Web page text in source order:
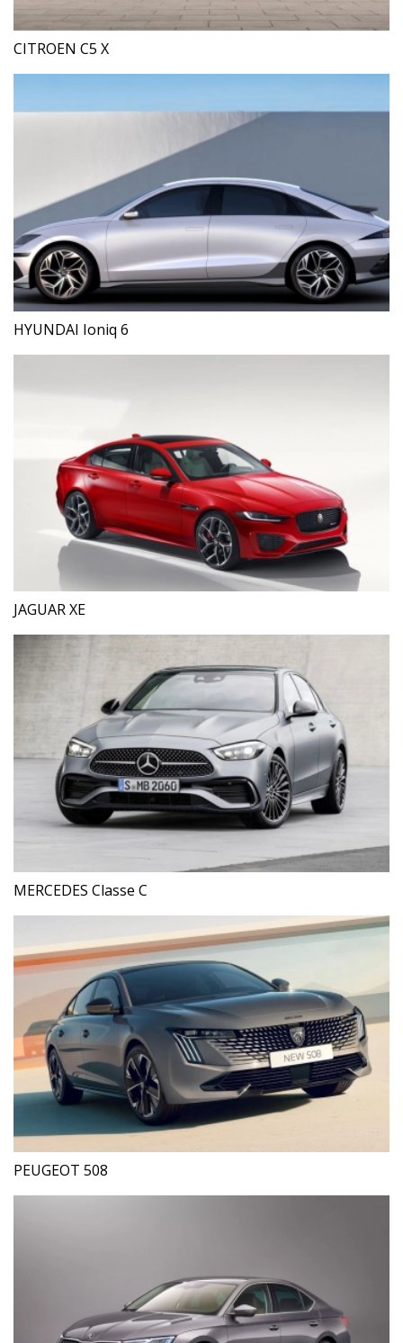
CITROEN C5 X
HYUNDAI Ioniq 6
JAGUAR XE
MERCEDES Classe C
PEUGEOT 508